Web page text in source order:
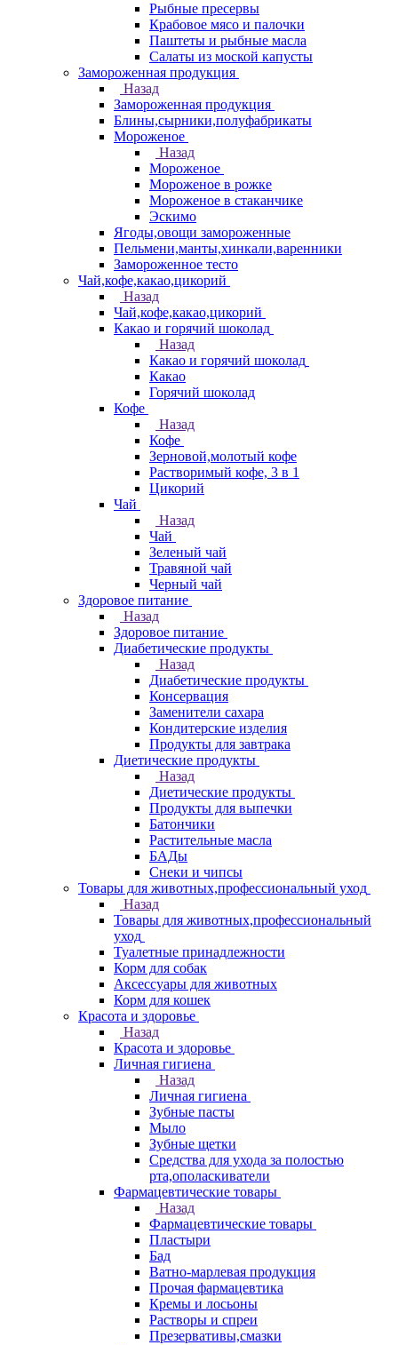
Рыбные пресервы
Крабовое мясо и палочки
Паштеты и рыбные масла
Салаты из моской капусты
Замороженная продукция
Назад
Замороженная продукция
Блины,сырники,полуфабрикаты
Мороженое
Назад
Мороженое
Мороженое в рожке
Мороженое в стаканчике
Эскимо
Ягоды,овощи замороженные
Пельмени,манты,хинкали,варенники
Замороженное тесто
Чай,кофе,какао,цикорий
Назад
Чай,кофе,какао,цикорий
Какао и горячий шоколад
Назад
Какао и горячий шоколад
Какао
Горячий шоколад
Кофе
Назад
Кофе
Зерновой,молотый кофе
Растворимый кофе, 3 в 1
Цикорий
Чай
Назад
Чай
Зеленый чай
Травяной чай
Черный чай
Здоровое питание
Назад
Здоровое питание
Диабетические продукты
Назад
Диабетические продукты
Консервация
Заменители сахара
Кондитерские изделия
Продукты для завтрака
Диетические продукты
Назад
Диетические продукты
Продукты для выпечки
Батончики
Растительные масла
БАДы
Снеки и чипсы
Товары для животных,профессиональный уход
Назад
Товары для животных,профессиональный
уход
Туалетные принадлежности
Корм для собак
Аксессуары для животных
Корм для кошек
Красота и здоровье
Назад
Красота и здоровье
Личная гигиена
Назад
Личная гигиена
Зубные пасты
Мыло
Зубные щетки
Средства для ухода за полостью
рта,ополаскиватели
Фармацевтические товары
Назад
Фармацевтические товары
Пластыри
Бад
Ватно-марлевая продукция
Прочая фармацевтика
Кремы и лосьоны
Растворы и спреи
Презервативы,смазки